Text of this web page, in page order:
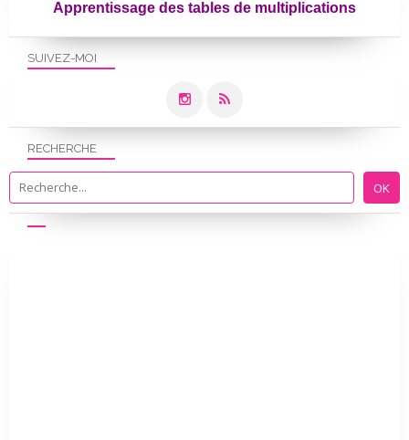
SUIVEZ-MOI
RECHERCHE
Apprentissage des tables de multiplications